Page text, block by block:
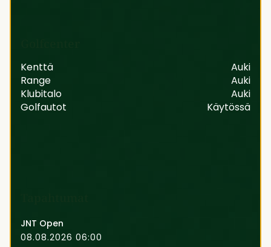
Kenttä
Auki
Range
Auki
Klubitalo
Auki
Golfautot
Käytössä
08.08.2026 06:00
JNT Open